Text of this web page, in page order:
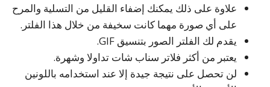
علاوة على ذلك يمكنك إضفاء القليل من التسلية والمرح
على أي صورة مهما كانت سخيفة من خلال هذا الفلتر.
يقدم لك الفلتر الصور بتنسيق GIF.
يعتبر من أكثر فلاتر سناب شات تداولا وشهرة.
لن تحصل على نتيجة جيدة إلا عند استخدامه باللونين